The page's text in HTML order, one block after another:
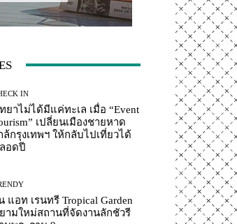
IN
ยาไม่ได้มีแค่ทะเล เมื่อ “Event
เปลี่ยนเมืองชายหาด
ล้กรุงเทพฯ ให้กลับไปเที่ยวได้
อดปี
แอท เรนทรี Tropical Garden
ามใหม่สถานที่จัดงานลักชัวรี